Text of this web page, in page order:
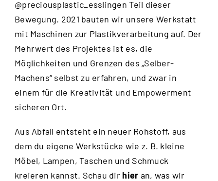
@preciousplastic_esslingen Teil dieser
Bewegung. 2021 bauten wir unsere Werkstatt
mit Maschinen zur Plastikverarbeitung auf. Der
Mehrwert des Projektes ist es, die
Möglichkeiten und Grenzen des „Selber-
Machens“ selbst zu erfahren, und zwar in
einem für die Kreativität und Empowerment
sicheren Ort.
Aus Abfall entsteht ein neuer Rohstoff, aus
dem du eigene Werkstücke wie z. B. kleine
Möbel, Lampen, Taschen und Schmuck
kreieren kannst. Schau dir hier an, was wir